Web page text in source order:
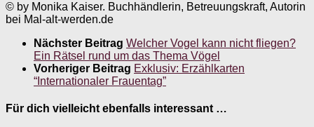
© by Monika Kaiser. Buchhändlerin, Betreuungskraft, Autorin
bei Mal-alt-werden.de
Nächster Beitrag Welcher Vogel kann nicht fliegen?
Ein Rätsel rund um das Thema Vögel
Vorheriger Beitrag Exklusiv: Erzählkarten
“Internationaler Frauentag”
Für dich vielleicht ebenfalls interessant …